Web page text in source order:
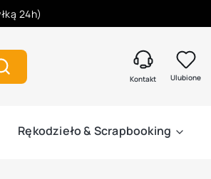
24h)
Szukaj
Kontakt Ulubione
Rękodzieło & Scrapbooking